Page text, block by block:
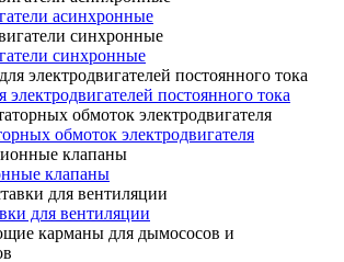
асинхронные
синхронные
постоянного тока
обмоток электродвигателя
клапаны
для вентиляции